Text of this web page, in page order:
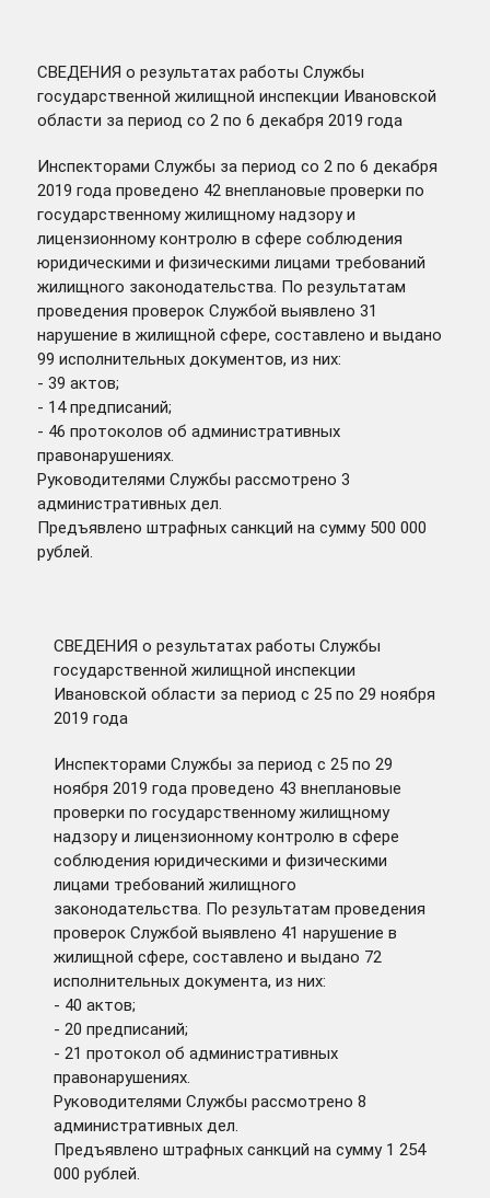
СВЕДЕНИЯ о результатах работы Службы
государственной жилищной инспекции Ивановской
области за период со 2 по 6 декабря 2019 года
Инспекторами Службы за период со 2 по 6 декабря
2019 года проведено 42 внеплановые проверки по
государственному жилищному надзору и
лицензионному контролю в сфере соблюдения
юридическими и физическими лицами требований
жилищного законодательства. По результатам
проведения проверок Службой выявлено 31
нарушение в жилищной сфере, составлено и выдано
99 исполнительных документов, из них:
- 39 актов;
- 14 предписаний;
- 46 протоколов об административных
правонарушениях.
Руководителями Службы рассмотрено 3
административных дел.
Предъявлено штрафных санкций на сумму 500 000
рублей.
СВЕДЕНИЯ о результатах работы Службы
государственной жилищной инспекции
Ивановской области за период с 25 по 29 ноября
2019 года
Инспекторами Службы за период с 25 по 29
ноября 2019 года проведено 43 внеплановые
проверки по государственному жилищному
надзору и лицензионному контролю в сфере
соблюдения юридическими и физическими
лицами требований жилищного
законодательства. По результатам проведения
проверок Службой выявлено 41 нарушение в
жилищной сфере, составлено и выдано 72
исполнительных документа, из них:
- 40 актов;
- 20 предписаний;
- 21 протокол об административных
правонарушениях.
Руководителями Службы рассмотрено 8
административных дел.
Предъявлено штрафных санкций на сумму 1 254
000 рублей.